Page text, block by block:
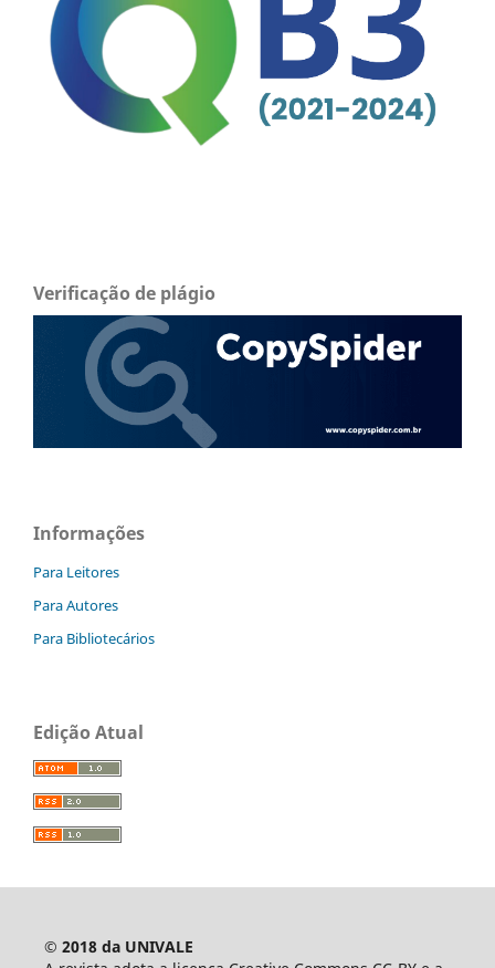
Verificação de plágio
Informações
Para Leitores
Para Autores
Para Bibliotecários
Edição Atual
© 2018 da UNIVALE